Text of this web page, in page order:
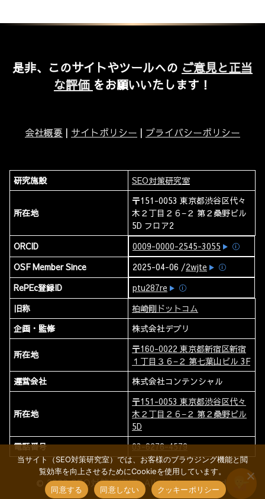
是非、このサイトやツールへの ご意見と正当
な評価 をお願いいたします！
会社概要 | サイトポリシー | プライバシーポリシー
研究施設 SEO対策研究室
所在地
〒151-0053 東京都渋谷区代々
木２丁目２６−２ 第２桑野ビル
5D フロア2
ORCID
0009-0000-2545-3055
ⓘ
OSF Member Since
2025-04-06 /2wjte
ⓘ
RePEc登録ID
ptu287re
ⓘ
旧称
柏崎剛ドットコム
企画・監修
株式会社デブリ
所在地
〒160-0022 東京都新宿区新宿
１丁目３６−２ 第七葉山ビル 3F
運営会社
株式会社コンテンシャル
所在地
〒151-0053 東京都渋谷区代々
木２丁目２６−２ 第２桑野ビル
5D
電話番号
03-6276-4579
© 2026 SEO対策研究室. All rights reserved.
当サイト（SEO対策研究室）では、お客様のブラウジング機能と閲
覧効率を向上させるためにCookieを使用しています。
同意する
同意しない クッキーポリシー